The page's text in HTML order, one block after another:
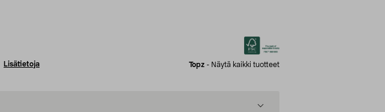
Lisätietoja Topz - Näytä kaikki tuotteet